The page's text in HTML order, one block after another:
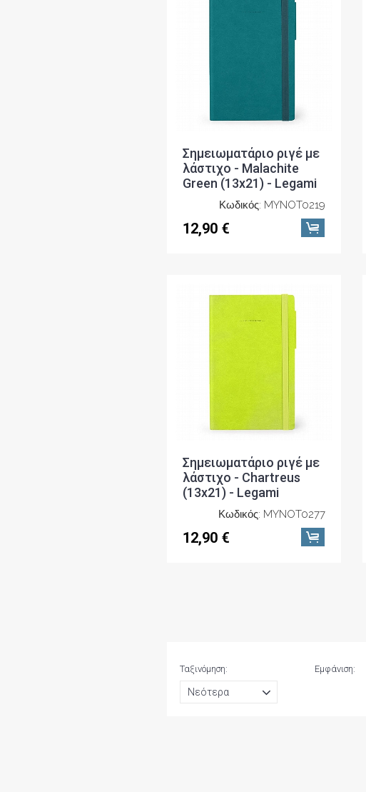
Σημειωματάριο ριγέ με
λάστιχο - Malachite
Green (13x21) - Legami
Κωδικός: MYNOT0219
12,90 €
Σημειωματάριο ριγέ με
λάστιχο - Chartreus
(13x21) - Legami
Κωδικός: MYNOT0277
12,90 €
Ταξινόμηση: Εμφάνιση: